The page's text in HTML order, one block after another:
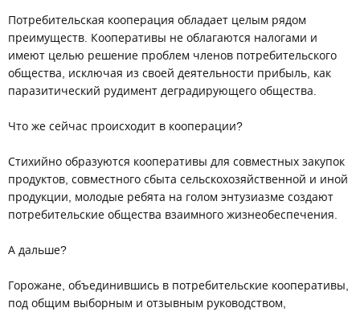
Потребительская кооперация обладает целым рядом
преимуществ. Кооперативы не облагаются налогами и
имеют целью решение проблем членов потребительского
общества, исключая из своей деятельности прибыль, как
паразитический рудимент деградирующего общества.
Что же сейчас происходит в кооперации?
Стихийно образуются кооперативы для совместных закупок
продуктов, совместного сбыта сельскохозяйственной и иной
продукции, молодые ребята на голом энтузиазме создают
потребительские общества взаимного жизнеобеспечения.
А дальше?
Горожане, объединившись в потребительские кооперативы,
под общим выборным и отзывным руководством,